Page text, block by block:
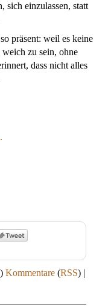
sich einzulassen, statt
präsent: weil es keine
zu sein, ohne
dass nicht alles
Kommentare (RSS) |